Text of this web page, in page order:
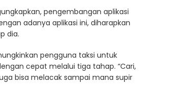
pengembangan aplikasi
adanya aplikasi ini, diharapkan
dia.
pengguna taksi untuk
cepat melalui tiga tahap. “Cari,
bisa melacak sampai mana supir